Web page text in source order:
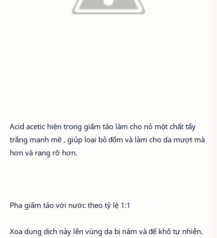
Acid acetic hiện trong giấm táo làm cho nó một chất tẩy
trắng mạnh mẽ , giúp loại bỏ đốm và làm cho da mượt mà
hơn và rạng rỡ hơn.
Pha giấm táo với nước theo tỷ lệ 1:1
Xoa dung dịch này lên vùng da bị nám và để khô tự nhiên.